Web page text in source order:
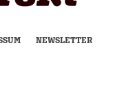
NEWSLETTER